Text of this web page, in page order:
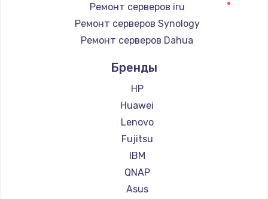
Замена корпуса
890 руб.
Замена клавиатуры
Заказать
Заказать
Ремонт серверов iru
Ремонт серверов Synology
Ремонт серверов Dahua
Бренды
HP
Huawei
Lenovo
Fujitsu
IBM
QNAP
Asus